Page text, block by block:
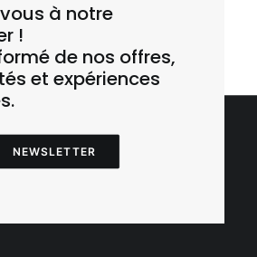
à notre
!
de nos offres,
et expériences
NEWSLETTER